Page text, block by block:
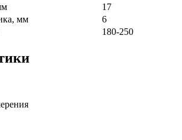
17
мм
6
180-250